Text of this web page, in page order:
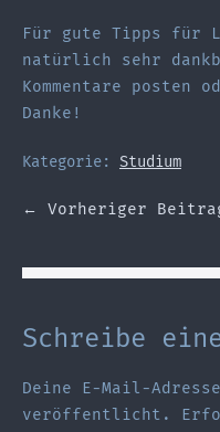
Für gute Tipps für
natürlich sehr
Kommentare posten
Danke!
Kategorie: Studium
Beitragsnavigation
← Vorheriger
Schreibe
Deine E-Mail-
veröffentlicht.